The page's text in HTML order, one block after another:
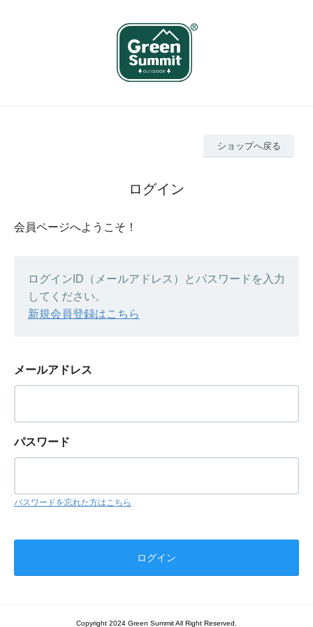
ショップへ戻る
ログイン
会員ページへようこそ！
ログインID（メールアドレス）とパスワードを入力
してください。
新規会員登録はこちら
メールアドレス
パスワード
パスワードを忘れた方はこちら
Copyright 2024 Green Summit All Right Reserved.